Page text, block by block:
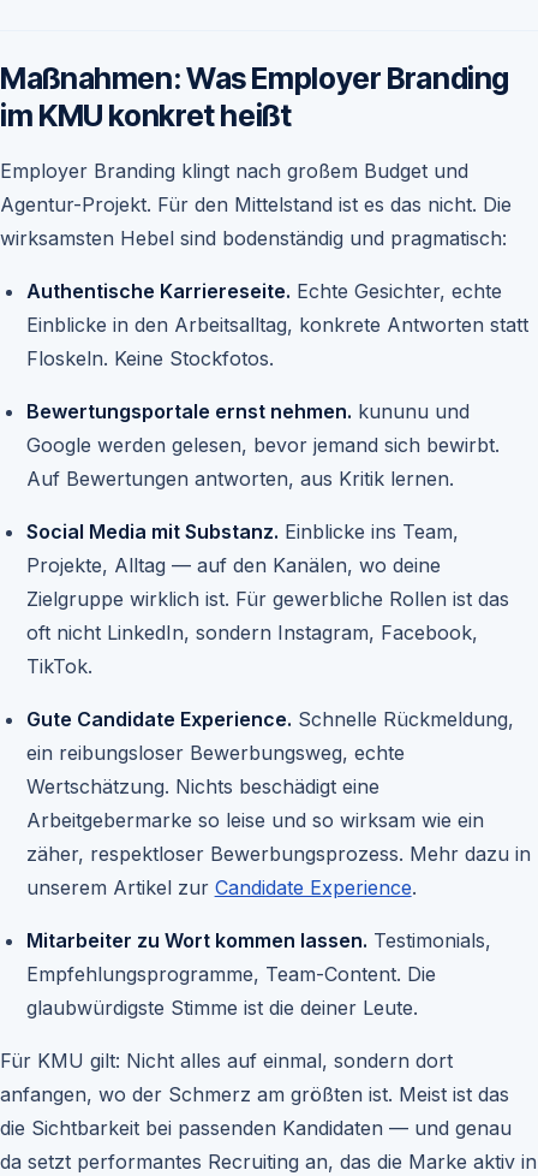
Maßnahmen: Was Employer Branding
im KMU konkret heißt
Employer Branding klingt nach großem Budget und
Agentur-Projekt. Für den Mittelstand ist es das nicht. Die
wirksamsten Hebel sind bodenständig und pragmatisch:
Authentische Karriereseite. Echte Gesichter, echte
Einblicke in den Arbeitsalltag, konkrete Antworten statt
Floskeln. Keine Stockfotos.
Bewertungsportale ernst nehmen. kununu und
Google werden gelesen, bevor jemand sich bewirbt.
Auf Bewertungen antworten, aus Kritik lernen.
Social Media mit Substanz. Einblicke ins Team,
Projekte, Alltag — auf den Kanälen, wo deine
Zielgruppe wirklich ist. Für gewerbliche Rollen ist das
oft nicht LinkedIn, sondern Instagram, Facebook,
TikTok.
Gute Candidate Experience. Schnelle Rückmeldung,
ein reibungsloser Bewerbungsweg, echte
Wertschätzung. Nichts beschädigt eine
Arbeitgebermarke so leise und so wirksam wie ein
zäher, respektloser Bewerbungsprozess. Mehr dazu in
unserem Artikel zur Candidate Experience.
Mitarbeiter zu Wort kommen lassen. Testimonials,
Empfehlungsprogramme, Team-Content. Die
glaubwürdigste Stimme ist die deiner Leute.
Für KMU gilt: Nicht alles auf einmal, sondern dort
anfangen, wo der Schmerz am größten ist. Meist ist das
die Sichtbarkeit bei passenden Kandidaten — und genau
da setzt performantes Recruiting an, das die Marke aktiv in